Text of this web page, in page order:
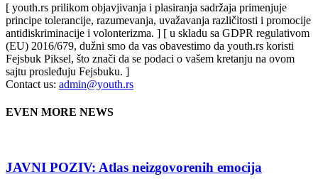
[ youth.rs prilikom objavjivanja i plasiranja sadržaja primenjuje
principe tolerancije, razumevanja, uvažavanja različitosti i promocije
antidiskriminacije i volonterizma. ] [ u skladu sa GDPR regulativom
(EU) 2016/679, dužni smo da vas obavestimo da youth.rs koristi
Fejsbuk Piksel, što znači da se podaci o vašem kretanju na ovom
sajtu prosleđuju Fejsbuku. ]
Contact us: admin@youth.rs
EVEN MORE NEWS
JAVNI POZIV: Atlas neizgovorenih emocija